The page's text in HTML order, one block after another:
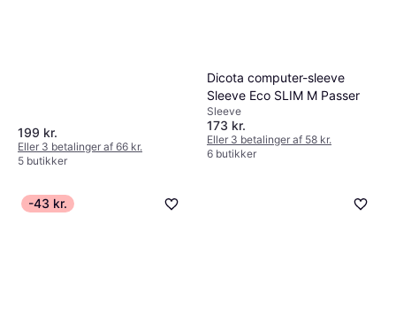
199 kr.
Eller 3 betalinger af 66 kr.
5 butikker
Dicota computer-sleeve
Sleeve Eco SLIM M Passer
Sleeve
173 kr.
Eller 3 betalinger af 58 kr.
6 butikker
-43 kr.